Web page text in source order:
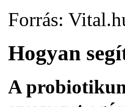
Forrás:
Hogyan
A